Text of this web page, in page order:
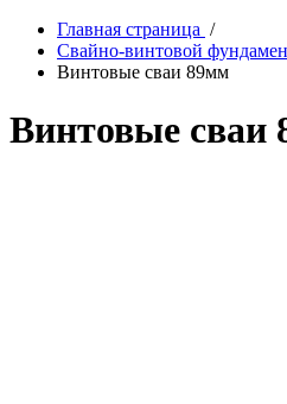
Главная страница /
Свайно-винтовой
Винтовые сваи 89мм
Винтовые сваи